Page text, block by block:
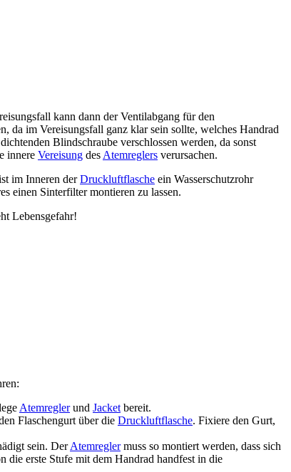
kann dann der Ventilabgang für den
da im Vereisungsfall ganz klar sein sollte, welches Handrad
Blindschraube verschlossen werden, da sonst
innere Vereisung des Atemreglers verursachen.
im Inneren derDruckluftflasche ein Wasserschutzrohr
einen Sinterfilter montieren zu lassen.
Lebensgefahr!
Atemreglerund Jacket bereit.
Flaschengurt über die Druckluftflasche. Fixiere den Gurt,
sein. DerAtemreglermuss so montiert werden, dass sich
die erste Stufe mit dem Handrad handfest in die